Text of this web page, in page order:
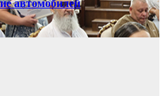
автомобилей